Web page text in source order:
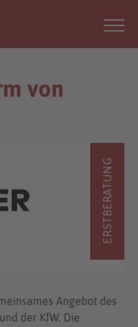
von
ERSTBERATUNG
Angebot des
der KfW. Die